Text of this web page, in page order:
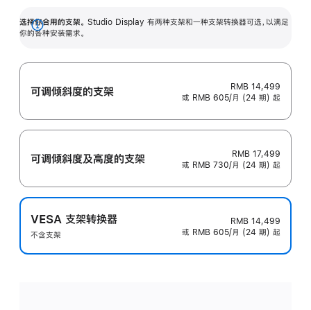
选择你合用的支架。 Studio Display 有两种支架和一种支架转换器可选，以满足
你的各种安装需求。
展
可调倾斜度的支架
RMB 14,499
或 RMB 605/月 (24 期) 起
可调倾斜度及高‍度的支‍架
RMB 17,499
或 RMB 730/月 (24 期) 起
VESA 支架转换器
不含支架
RMB 14,499
或 RMB 605/月 (24 期) 起